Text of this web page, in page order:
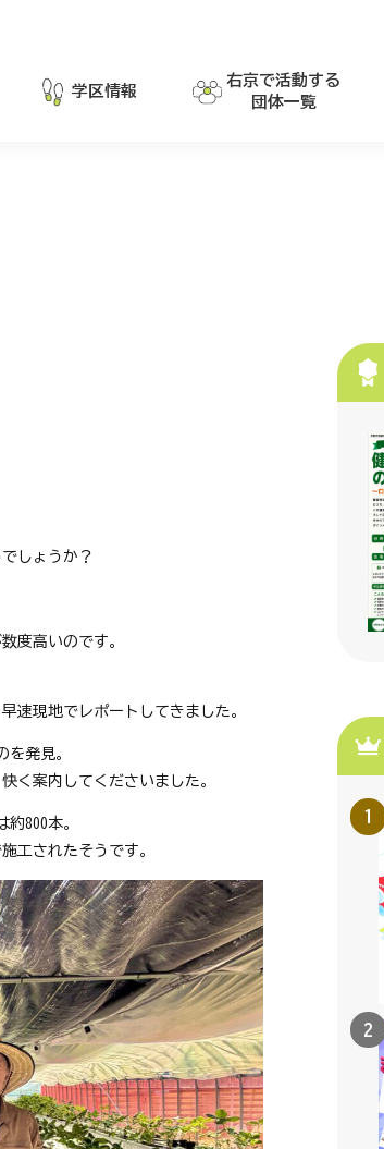
学区情報
右京で活動する
団体一覧
しょうか？
度高いのです。
速現地でレポートしてきました。
発見。
く案内してくださいました。
約800本。
工されたそうです。